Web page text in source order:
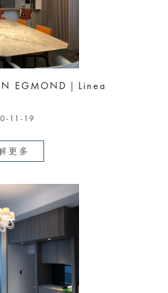
EGMOND｜Linea
11-19
更多